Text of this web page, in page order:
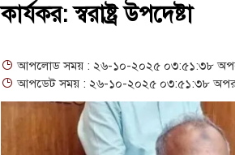
কার্যকর: স্বরাষ্ট্র উপদেষ্টা
আপলোড সময় : ২৬-১০-২০২৫ ০৩:৫১:৩৮
আপডেট সময় : ২৬-১০-২০২৫ ০৩:৫১:৩৮